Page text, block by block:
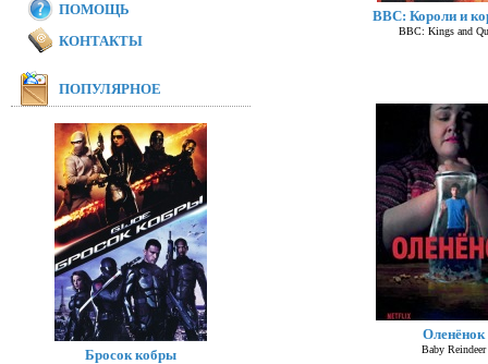
BBC: Короли и
BBC: Kings and
Оленёнок
Baby Reindeer
ПОМОЩЬ
КОНТАКТЫ
ПОПУЛЯРНОЕ
Бросок кобры